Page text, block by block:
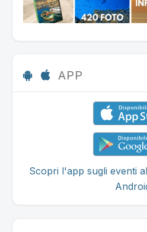
APP
Scopri l'app sugli eventi